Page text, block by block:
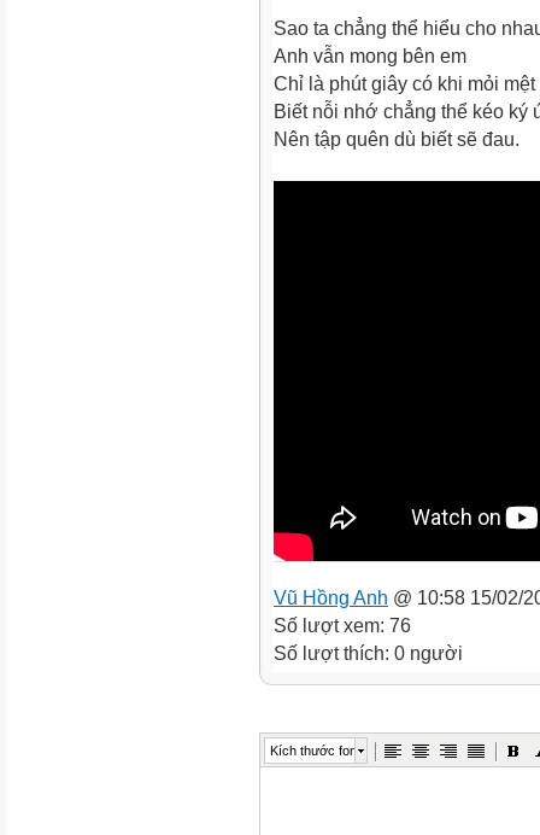
Sao ta chẳng thể hiểu cho
Anh vẫn mong bên em
Chỉ là phút giây có khi mỏi mệt
Biết nỗi nhớ chẳng thể kéo ký
Nên tập quên dù biết sẽ đau.
Vũ Hồng Anh @ 10:58 15/02/
Số lượt xem: 76
Số lượt thích: 0 người
Kích thước font